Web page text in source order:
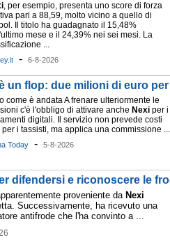
, per esempio, presenta uno score di forza
pari a 88,59, molto vicino a quello di
Il titolo ha guadagnato il 15,48%
mese e il 24,39% nei sei mesi. La
...
- 6-8-2026
è un flop: due milioni di euro
come è andata A frenare ulteriormente le
c'è l'obbligo di attivare anche Nexi per i
digitali. Il servizio non prevede costi
per i tassisti, ma applica una commissione ...
Today - 5-8-2026
difendersi e riconoscere le
proveniente da Nexi
Successivamente, ha ricevuto una
antifrode che l'ha convinto a ...